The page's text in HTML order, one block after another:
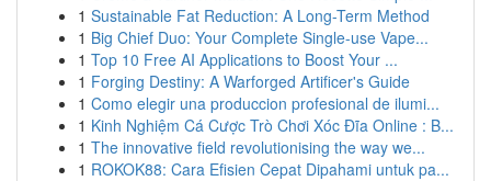
1 Sustainable Fat Reduction: A Long-Term Method
1 Big Chief Duo: Your Complete Single-use Vape...
1 Top 10 Free AI Applications to Boost Your ...
1 Forging Destiny: A Warforged Artificer's Guide
1 Como elegir una produccion profesional de ilumi...
1 Kinh Nghiệm Cá Cược Trò Chơi Xóc Đĩa Online : B...
1 The innovative field revolutionising the way we...
1 ROKOK88: Cara Efisien Cepat Dipahami untuk pa...